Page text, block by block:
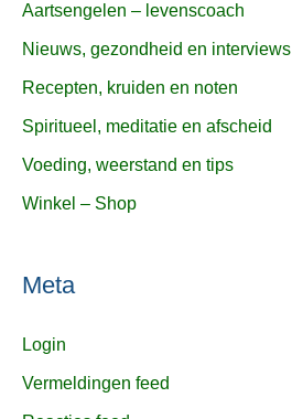
Aartsengelen – levenscoach
Nieuws, gezondheid en interviews
Recepten, kruiden en noten
Spiritueel, meditatie en afscheid
Voeding, weerstand en tips
Winkel – Shop
Meta
Login
Vermeldingen feed